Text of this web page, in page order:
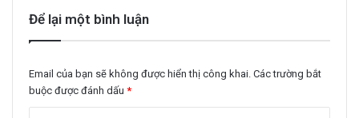
Để lại một bình luận
Email của bạn sẽ không được hiển thị công khai. Các trường bắt
buộc được đánh dấu *